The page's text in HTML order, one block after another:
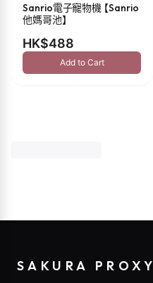
Sanrio電子寵物機 【Sanrio
他媽哥池】
HK$488
Add to Cart
SAKURA PROXY